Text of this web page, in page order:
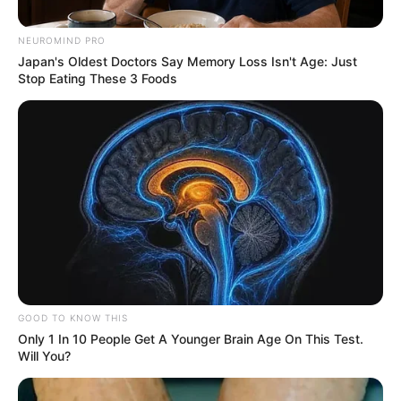
Fiscalía General de la Nación
Cuatro personas fueron capturadas en un frente ilegal de
extracción de oro en Buriticá, Antioquia
Por:Charlyn García Vélez
Junio 22, 2025
NEUROMIND PRO
Japan's Oldest Doctors Say Memory Loss Isn't Age: Just
Stop Eating These 3 Foods
GOOD TO KNOW THIS
Only 1 In 10 People Get A Younger Brain Age On This Test.
Will You?